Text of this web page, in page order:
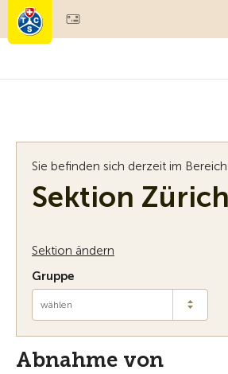
Mitgliedschaft & Leistungen
Sie befinden sich derzeit im
Sektion Zürich
Sektion ändern
Gruppe
wählen
Abnahme von